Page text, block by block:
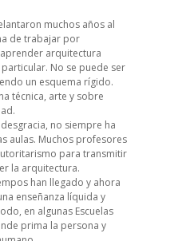
muchos años al
de trabajar por
arquitectura
No se puede ser
un esquema rígido.
técnica, arte y sobre
no siempre ha
aulas. Muchos profesores
para transmitir
la arquitectura.
han llegado y ahora
enseñanza líquida y
en algunas Escuelas
prima la persona y